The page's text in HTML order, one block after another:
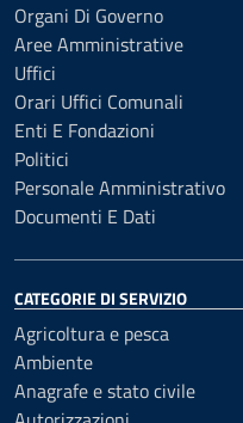
Organi Di Governo
Aree Amministrative
Uffici
Orari Uffici Comunali
Enti E Fondazioni
Politici
Personale Amministrativo
Documenti E Dati
CATEGORIE DI SERVIZIO
Agricoltura e pesca
Ambiente
Anagrafe e stato civile